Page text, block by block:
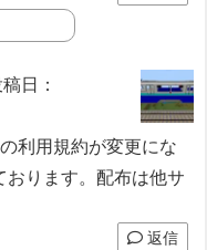
日：
利用規約が変更にな
おります。配布は他サ
返信